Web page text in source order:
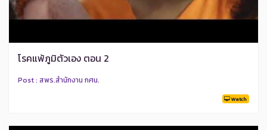
โรคแพ้ภูมิตัวเอง ตอน 2
Post : สพร.สำนักงาน กศน.
Watch